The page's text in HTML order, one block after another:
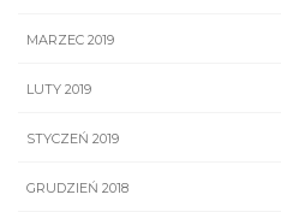
MARZEC 2019
LUTY 2019
STYCZEŃ 2019
GRUDZIEŃ 2018